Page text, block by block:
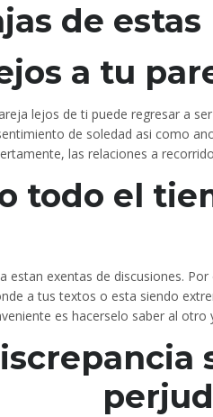
de
a tu
lejos de ti puede regresar a
de soledad asi­ como
las relaciones a
todo el
estan exentas de discusiones.
a tus textos o esta siendo
es hacerselo saber al